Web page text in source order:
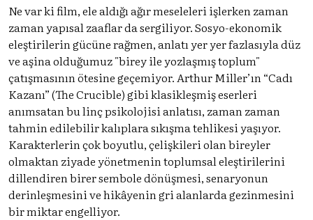
Ne var ki film, ele aldığı ağır meseleleri işlerken zaman
zaman yapısal zaaflar da sergiliyor. Sosyo-ekonomik
eleştirilerin gücüne rağmen, anlatı yer yer fazlasıyla düz
ve aşina olduğumuz "birey ile yozlaşmış toplum"
çatışmasının ötesine geçemiyor. Arthur Miller’ın “Cadı
Kazanı” (The Crucible) gibi klasikleşmiş eserleri
anımsatan bu linç psikolojisi anlatısı, zaman zaman
tahmin edilebilir kalıplara sıkışma tehlikesi yaşıyor.
Karakterlerin çok boyutlu, çelişkileri olan bireyler
olmaktan ziyade yönetmenin toplumsal eleştirilerini
dillendiren birer sembole dönüşmesi, senaryonun
derinleşmesini ve hikâyenin gri alanlarda gezinmesini
bir miktar engelliyor.